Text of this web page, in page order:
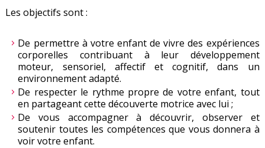
Les objectifs sont :
De permettre à votre enfant de vivre des expériences
corporelles contribuant à leur développement
moteur, sensoriel, affectif et cognitif, dans un
environnement adapté.
De respecter le rythme propre de votre enfant, tout
en partageant cette découverte motrice avec lui ;
De vous accompagner à découvrir, observer et
soutenir toutes les compétences que vous donnera à
voir votre enfant.